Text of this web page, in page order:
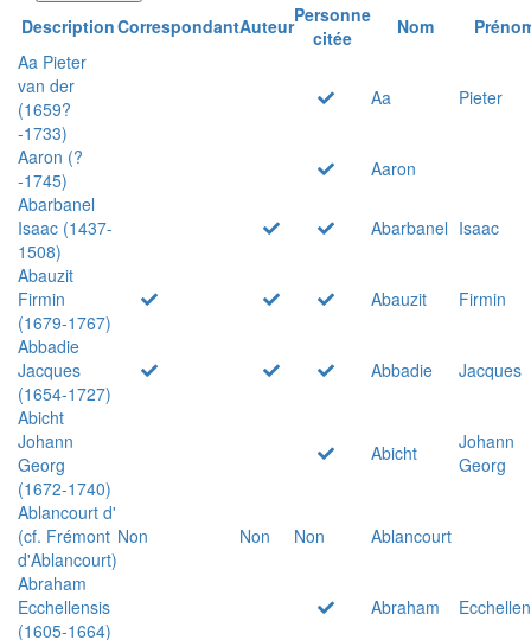
DescriptionCorrespondantAuteurPersonne
citée
Nom
Aa Pieter
van der
(1659?
-1733)
Aa Pieter
Aaron (?
-1745)
Aaron
Abarbanel
Isaac (1437-
1508)
Abarbanel Isaac
Abauzit
Firmin
(1679-1767)
Abauzit
Firmin
Abbadie
Jacques
(1654-1727)
Abbadie
Jacques
Abicht
Johann
Georg
(1672-1740)
Abicht
Johann
Georg
Ablancourt d'
(cf. Frémont
d'Ablancourt)
Non Non Non
Ablancourt
Abraham
Ecchellensis
(1605-1664)
Abraham